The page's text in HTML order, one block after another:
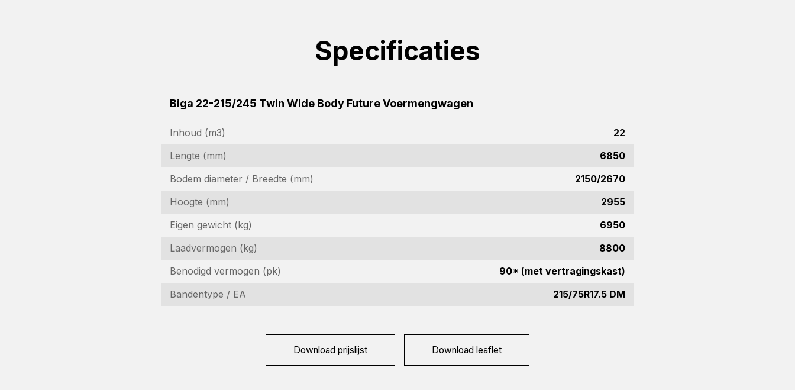
Specificaties
Biga 22-215/245 Twin Wide Body Future Voermengwagen
Inhoud (m3)
22
Lengte (mm)
6850
Bodem diameter / Breedte (mm)
2150/2670
Hoogte (mm)
2955
Eigen gewicht (kg)
6950
Laadvermogen (kg)
8800
Benodigd vermogen (pk)
90* (met vertragingskast)
Bandentype / EA
215/75R17.5 DM
Download prijslijst Download leaflet
Informatie aanvragen
Geïnteresseerd in deze machine? Neem contact op via dit formulier.